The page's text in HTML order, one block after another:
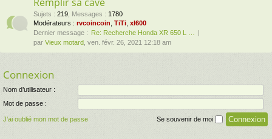
Sujets : 219 Messages : 1780
Modérateurs : rvcoincoin TiTi xl600
Dernier message :
Re: Recherche Honda XR 650 L …
par Vieux motard , ven. févr. 26, 2021 12:18 am
Connexion
Nom d’utilisateur :
Mot de passe :
J’ai oublié mon mot de passe Se souvenir de moi